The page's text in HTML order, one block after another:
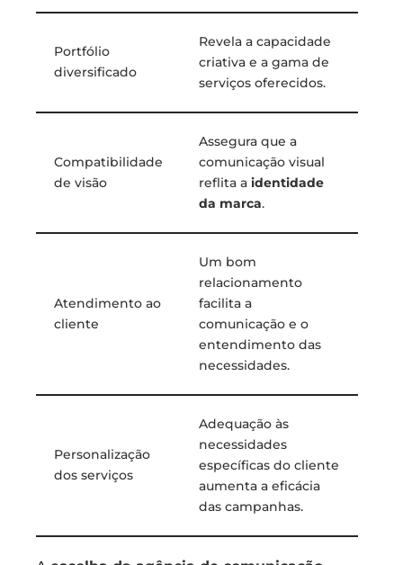
Portfólio
diversificado
Revela a capacidade
criativa e a gama de
serviços oferecidos.
Compatibilidade
de visão
Assegura que a
comunicação visual
reflita a identidade
da marca.
Atendimento ao
cliente
Um bom
relacionamento
facilita a
comunicação e o
entendimento das
necessidades.
Personalização
dos serviços
Adequação às
necessidades
específicas do cliente
aumenta a eficácia
das campanhas.